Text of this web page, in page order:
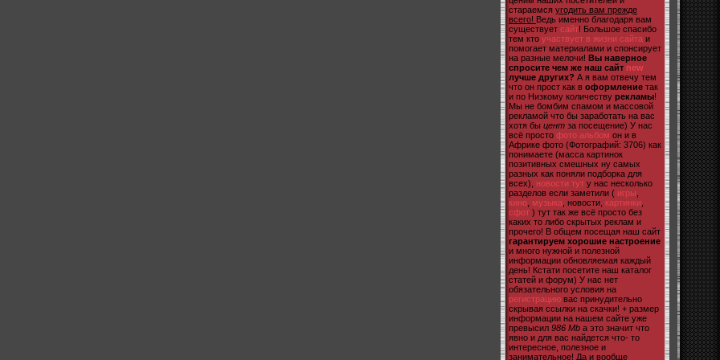
стараемся угодить вам прежде
всего! Ведь именно благодаря вам
существует сайт! Большое спасибо
тем кто участвует в жизни сайта и
помогает материалами и спонсирует
на разные мелочи! Вы наверное
спросите чем же наш сайт new
лучше других? А я вам отвечу тем
что он прост как в оформление так
и по Низкому количеству рекламы!
Мы не бомбим спамом и массовой
рекламой что бы заработать на вас
хотя бы цент за посещение) У нас
всё просто фото альбом он и в
Африке фото (Фотографий: 3706) как
понимаете (масса картинок
позитивных смешных ну самых
разных как поняли подборка для
всех), новости тут у нас несколько
разделов если заметили ( игры
кино музыка , новости, картинки
сфот ) тут так же всё просто без
каких то либо скрытых реклам и
прочего! В общем посещая наш сайт
гарантируем хорошие настроение
и много нужной и полезной
информации обновляемая каждый
день! Кстати посетите наш каталог
статей и форум) У нас нет
обязательного условия на
регистрацию вас принудительно
скрывая ссылки на скачки! + размер
информации на нашем сайте уже
превысил 986 Mb а это значит что
явно и для вас найдется что- то
интересное, полезное и
занимательное! Да и вообще